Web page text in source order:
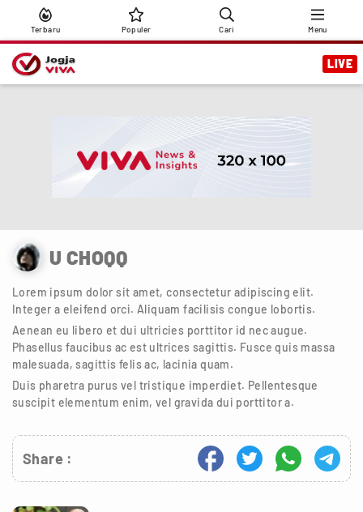
Terbaru Populer Cari Menu
LIVE
U CHOQQ
Lorem ipsum dolor sit amet, consectetur adipiscing elit.
Integer a eleifend orci. Aliquam facilisis congue lobortis.
Aenean eu libero et dui ultricies porttitor id nec augue.
Phasellus faucibus ac est ultrices sagittis. Fusce quis massa
malesuada, sagittis felis ac, lacinia quam.
Duis pharetra purus vel tristique imperdiet. Pellentesque
suscipit elementum enim, vel gravida dui porttitor a.
Share :